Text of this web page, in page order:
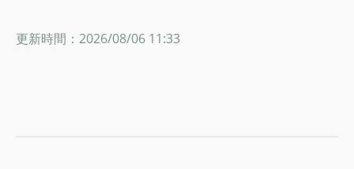
更新時間：2026/08/06 11:33